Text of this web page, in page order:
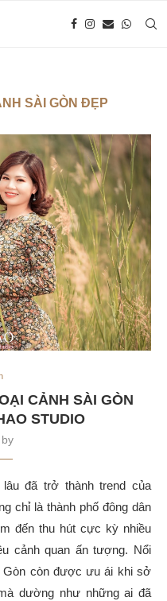
SÀI GÒN ĐẸP
CẢNH SÀI GÒN
STUDIO
đã trở thành trend của
chỉ là thành phố đông dân
đến thu hút cực kỳ nhiều
cảnh quan ấn tượng. Nổi
Gòn còn được ưu ái khi sở
dường như những ai đã